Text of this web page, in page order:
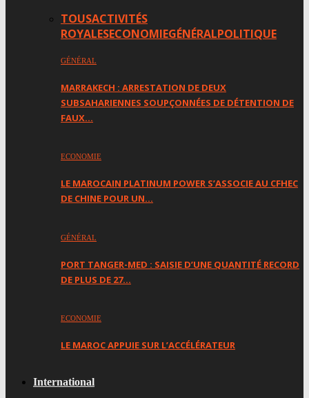
TOUSACTIVITÉS
ROYALESECONOMIEGÉNÉRALPOLITIQUE
GÉNÉRAL
MARRAKECH : ARRESTATION DE DEUX
SUBSAHARIENNES SOUPÇONNÉES DE DÉTENTION DE
FAUX…
ECONOMIE
LE MAROCAIN PLATINUM POWER S’ASSOCIE AU CFHEC
DE CHINE POUR UN…
GÉNÉRAL
PORT TANGER-MED : SAISIE D’UNE QUANTITÉ RECORD
DE PLUS DE 27…
ECONOMIE
LE MAROC APPUIE SUR L’ACCÉLÉRATEUR
International